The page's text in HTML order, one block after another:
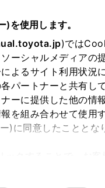
を使用します。
)では
ーシャルメディアの
よるサイト利用状況
パートナーと共有し
ーに提供した他の情
を組み合わせて使用
に同意したこととな
ませんでした。
道府県をお選びくだ
釧路
ンライン購入 お気